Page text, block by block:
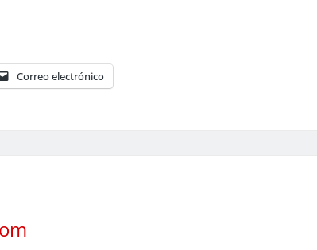
Correo electrónico